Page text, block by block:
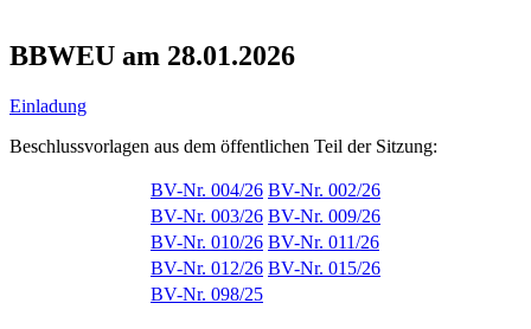
BBWEU am 28.01.2026
Einladung
Beschlussvorlagen aus dem öffentlichen Teil der Sitzung:
BV-Nr. 004/26 BV-Nr. 002/26
BV-Nr. 003/26 BV-Nr. 009/26
BV-Nr. 010/26 BV-Nr. 011/26
BV-Nr. 012/26 BV-Nr. 015/26
BV-Nr. 098/25